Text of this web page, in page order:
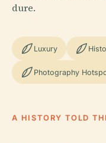
dure.
Luxury
Photography
A HISTORY TOLD